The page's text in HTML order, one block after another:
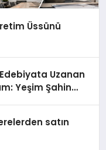
Üssünü
Uzanan
Yeşim Şahin
satın